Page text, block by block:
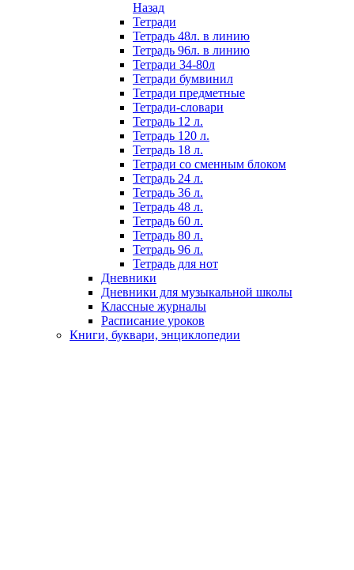
Назад
Тетради
Тетрадь 48л. в линию
Тетрадь 96л. в линию
Тетради 34-80л
Тетради бумвинил
Тетради предметные
Тетради-словари
Тетрадь 12 л.
Тетрадь 120 л.
Тетрадь 18 л.
Тетради со сменным блоком
Тетрадь 24 л.
Тетрадь 36 л.
Тетрадь 48 л.
Тетрадь 60 л.
Тетрадь 80 л.
Тетрадь 96 л.
Тетрадь для нот
Дневники
Дневники для музыкальной школы
Классные журналы
Расписание уроков
Книги, буквари, энциклопедии